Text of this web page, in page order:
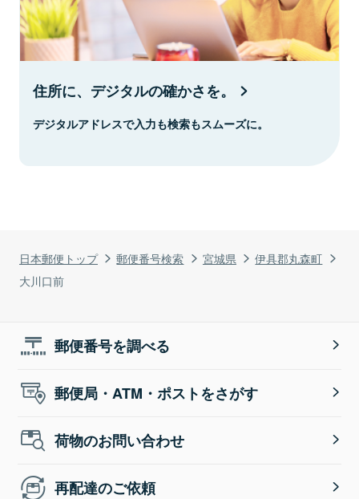
日本郵便トップ 郵便番号検索 宮城県
伊具郡丸森町
大川口前
住所に、デジタルの確かさを。
デジタルアドレスで入力も検索もスムーズに。
郵便番号を調べる
郵便局・ATM・ポストをさがす
荷物のお問い合わせ
再配達のご依頼